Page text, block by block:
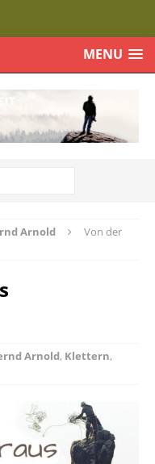
MENU
Arnold
Von der
Arnold, Klettern,